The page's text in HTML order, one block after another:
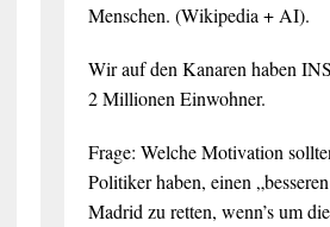
Menschen. (Wikipedia + AI).
Wir auf den Kanaren haben
2 Millionen Einwohner.
Frage: Welche Motivation
Politiker haben, einen
Madrid zu retten, wenn’s um